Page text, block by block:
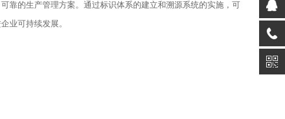
靠的生产管理方案。通过标识体系的建立和溯源系统的实施，可
业可持续发展。